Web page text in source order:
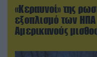
«Κεραυνοί» της
εξοπλισμό των
Αμερικανούς